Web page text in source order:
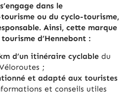
dans le
ou du cyclo-tourisme,
Ainsi, cette marque
d’Hennebont :
d’un itinéraire cyclable du
;
et adapté aux touristes
et conseils utiles